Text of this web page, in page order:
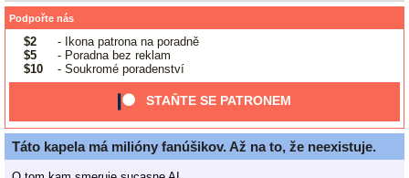
Podpořte nás
$2
- Ikona patrona na poradně
$5
- Poradna bez reklam
$10
- Soukromé poradenství
STAŇTE SE PATRONEM
Táto kapela má milióny fanúšikov. Až na to, že neexistuje.